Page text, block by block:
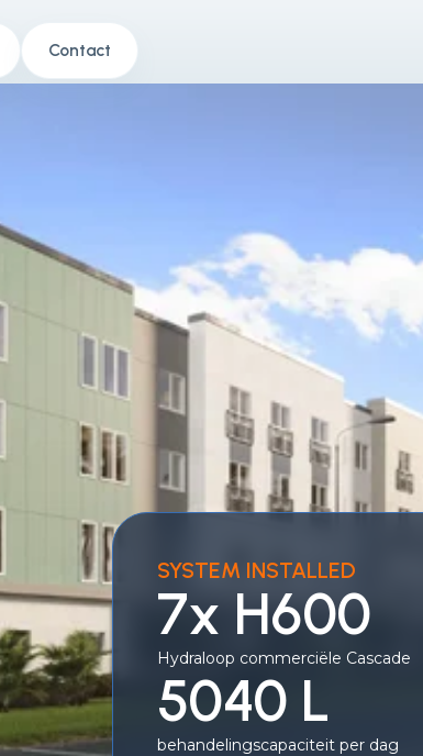
Contact
SYSTEM INSTALLED
7x H600
Hydraloop commerciële Cascade
5040 L
behandelingscapaciteit per dag